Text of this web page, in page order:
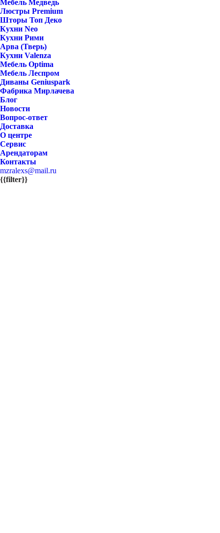
Мебель Медведь
Люстры Premium
Шторы Топ Деко
Кухни Neo
Кухни Рими
Арва (Тверь)
Кухни Valenza
Мебель Optima
Мебель Леспром
Диваны Geniuspark
Фабрика Мирлачева
Блог
Новости
Вопрос-ответ
Доставка
О центре
Сервис
Арендаторам
Контакты
mzralexs@mail.ru
{{filter}}